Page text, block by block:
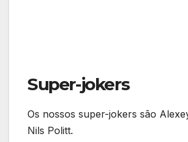
Super-jokers
Os nossos super-jokers são
Nils Politt.